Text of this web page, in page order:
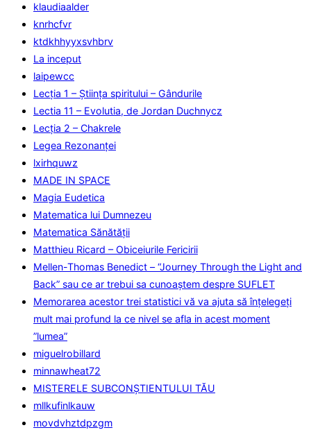
klaudiaalder
knrhcfvr
ktdkhhyyxsvhbrv
La inceput
laipewcc
Lecţia 1 – Ştiinţa spiritului – Gândurile
Lectia 11 – Evolutia, de Jordan Duchnycz
Lecţia 2 – Chakrele
Legea Rezonanţei
lxirhquwz
MADE IN SPACE
Magia Eudetica
Matematica lui Dumnezeu
Matematica Sănătăţii
Matthieu Ricard – Obiceiurile Fericirii
Mellen-Thomas Benedict – “Journey Through the Light and
Back” sau ce ar trebui sa cunoaştem despre SUFLET
Memorarea acestor trei statistici vă va ajuta să înțelegeți
mult mai profund la ce nivel se afla in acest moment
”lumea”
miguelrobillard
minnawheat72
MISTERELE SUBCONȘTIENTULUI TĂU
mllkufinlkauw
movdvhztdpzgm